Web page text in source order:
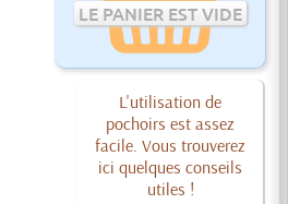
LE PANIER EST VIDE
L'utilisation de
pochoirs est assez
facile. Vous trouverez
ici quelques conseils
utiles !